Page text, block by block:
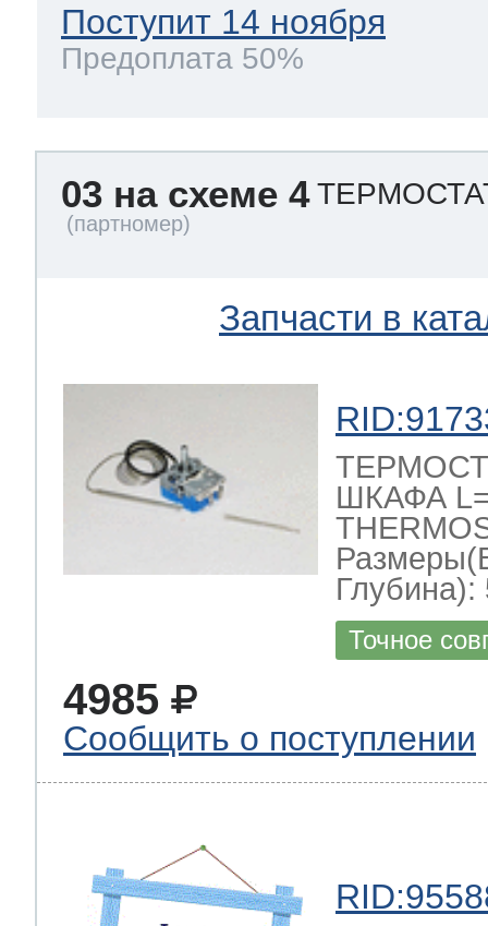
Поступит 14 ноября
Предоплата 50%
03 на схеме 4
Запчасти в
ШКАФА
Глубина):
Точное
4985
Сообщить о поступлении